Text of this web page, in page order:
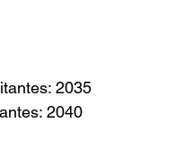
2035
2040